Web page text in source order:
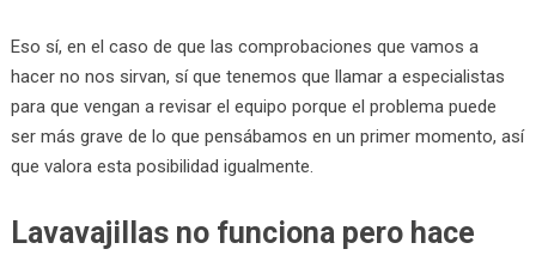
Eso sí, en el caso de que las comprobaciones que vamos a
hacer no nos sirvan, sí que tenemos que llamar a especialistas
para que vengan a revisar el equipo porque el problema puede
ser más grave de lo que pensábamos en un primer momento, así
que valora esta posibilidad igualmente.
Lavavajillas no funciona pero hace